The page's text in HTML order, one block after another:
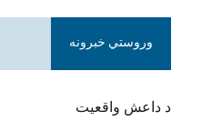
وروستي خبرونه
د داعش واقعیت